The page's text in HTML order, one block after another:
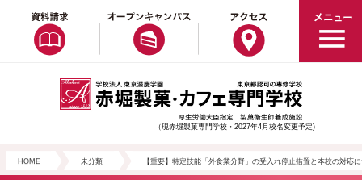
（現赤堀製菓専門学校・2027年4月校名変更予定)
HOME 未分類 【重要】特定技能「外食業分野」の受入れ停止措置と本校の対応